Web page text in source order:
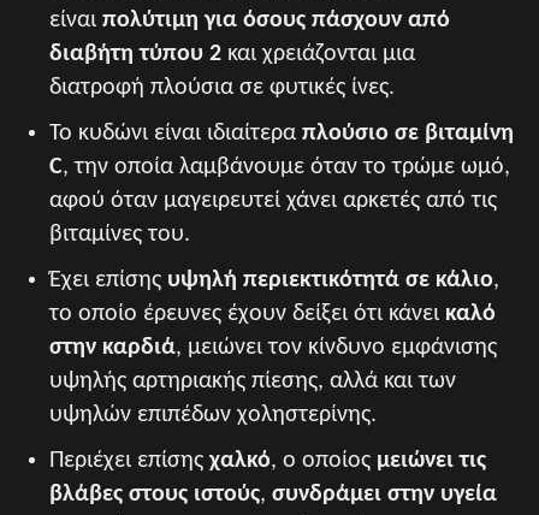
είναι πολύτιμη για όσους πάσχουν από
διαβήτη τύπου 2 και χρειάζονται μια
διατροφή πλούσια σε φυτικές ίνες.
Το κυδώνι είναι ιδιαίτερα πλούσιο σε βιταμίνη
C, την οποία λαμβάνουμε όταν το τρώμε ωμό,
αφού όταν μαγειρευτεί χάνει αρκετές από τις
βιταμίνες του.
Έχει επίσης υψηλή περιεκτικότητά σε κάλιο,
το οποίο έρευνες έχουν δείξει ότι κάνει καλό
στην καρδιά, μειώνει τον κίνδυνο εμφάνισης
υψηλής αρτηριακής πίεσης, αλλά και των
υψηλών επιπέδων χοληστερίνης.
Περιέχει επίσης χαλκό, ο οποίος μειώνει τις
βλάβες στους ιστούς, συνδράμει στην υγεία